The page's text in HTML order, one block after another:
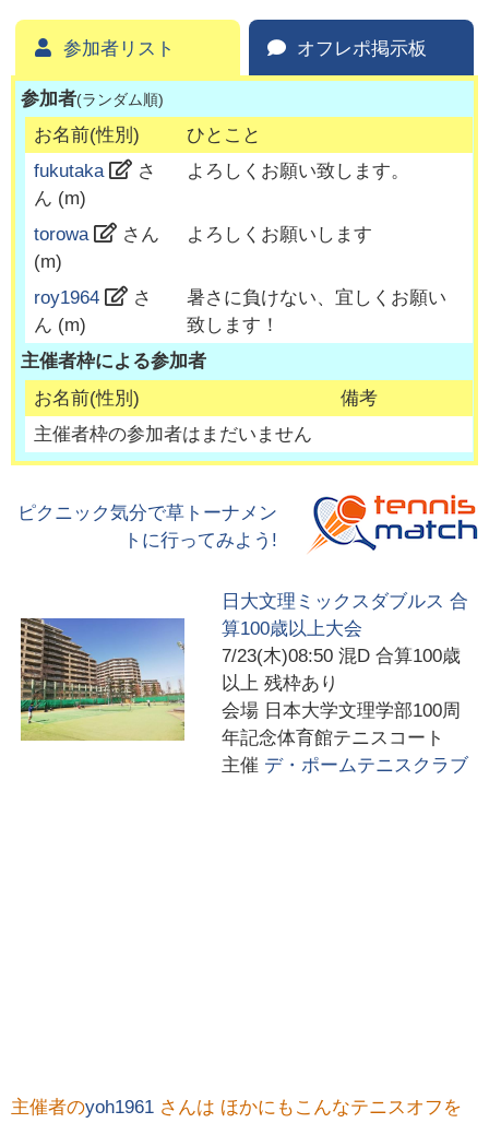
参加者リスト オフレポ掲示板
参加者(ランダム順)
お名前(性別)
ひとこと
fukutaka
さ
ん (m)
よろしくお願い致します。
torowa
さん
(m)
よろしくお願いします
roy1964
さ
ん (m)
暑さに負けない、宜しくお願い
致します！
主催者枠による参加者
お名前(性別)
備考
主催者枠の参加者はまだいません
ピクニック気分で草トーナメン
トに行ってみよう!
日大文理ミックスダブルス 合
算100歳以上大会
7/23(木)08:50 混D 合算100歳
以上 残枠あり
会場 日本大学文理学部100周
年記念体育館テニスコート
主催 デ・ポームテニスクラブ
主催者のyoh1961 さんは ほかにもこんなテニスオフを